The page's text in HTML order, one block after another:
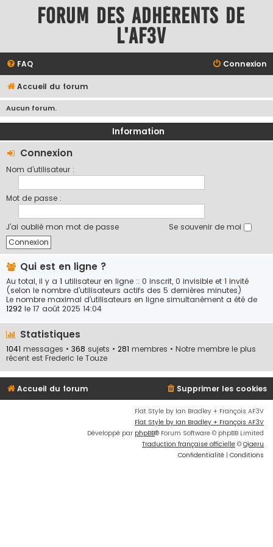
Forum des adhérents de
l'AF3V
FAQ Connexion
Accueil du forum
Aucun forum.
Information
Connexion
Nom d’utilisateur :
Mot de passe :
J’ai oublié mon mot de passe Se souvenir de moi
Qui est en ligne ?
Au total, il y a 1 utilisateur en ligne :: 0 inscrit, 0 invisible et 1 invité
(selon le nombre d’utilisateurs actifs des 5 dernières minutes)
Le nombre maximal d’utilisateurs en ligne simultanément a été de
1292 le 17 août 2025 14:04
Statistiques
1041 messages • 368 sujets • 281 membres • Notre membre le plus
récent est Frederic le Touze
Accueil du forum Supprimer les cookies
Flat Style by Ian Bradley + François AF3V
Flat Style by Ian Bradley + François AF3V
Développé par phpBB® Forum Software © phpBB Limited
Traduction française officielle © Qiaeru
Confidentialité | Conditions